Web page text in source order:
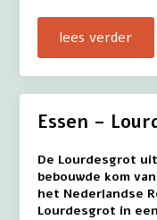
lees verder
Essen –
De Lourdesgrot
bebouwde kom
het Nederlandse
Lourdesgrot in